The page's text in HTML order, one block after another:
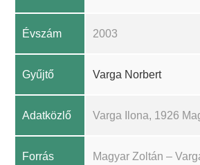
Évszám 2003
Gyűjtő Varga Norbert
Adatközlő Varga Ilona, 1926
Forrás
Magyar Zoltán –